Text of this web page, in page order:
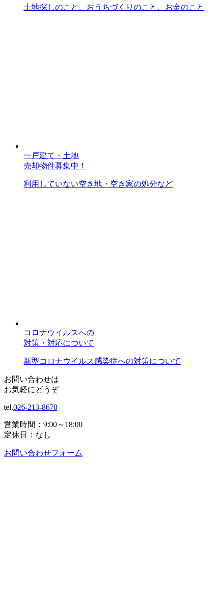
土地探しのこと、おうちづくりのこと、お金のこと
一戸建て・土地
売却物件募集中！
利用していない空き地・空き家の処分など
コロナウイルスへの
対策・対応について
新型コロナウイルス感染症への対策について
お問い合わせは
お気軽にどうぞ
tel.026-213-8670
営業時間：9:00～18:00
定休日：なし
お問い合わせフォーム